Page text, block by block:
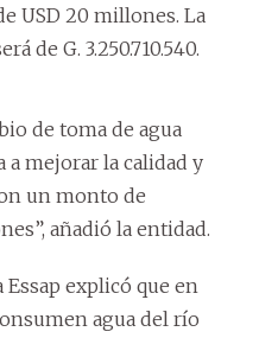
USD 20 millones. La
de G. 3.250.710.540.
de toma de agua
a mejorar la calidad y
un monto de
añadió la entidad.
explicó que en
agua del río